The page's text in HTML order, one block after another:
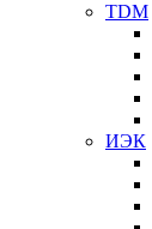
TDM
ИЭК